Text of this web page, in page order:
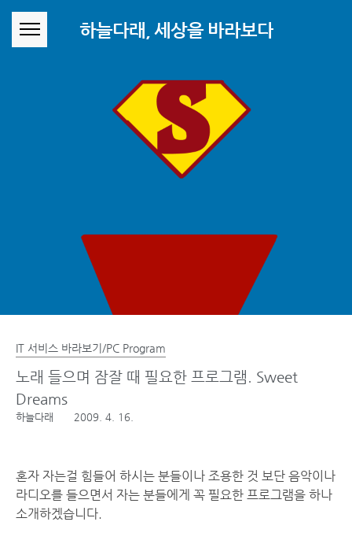
하늘다래, 세상을 바라보다
IT 서비스 바라보기/PC Program
노래 들으며 잠잘 때 필요한 프로그램. Sweet
Dreams
하늘다래 2009. 4. 16.
혼자 자는걸 힘들어 하시는 분들이나 조용한 것 보단 음악이나
라디오를 들으면서 자는 분들에게 꼭 필요한 프로그램을 하나
소개하겠습니다.